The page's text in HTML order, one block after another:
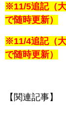
※11/5追記（
で随時更新）
※11/4追記（
で随時更新）
【関連記事】